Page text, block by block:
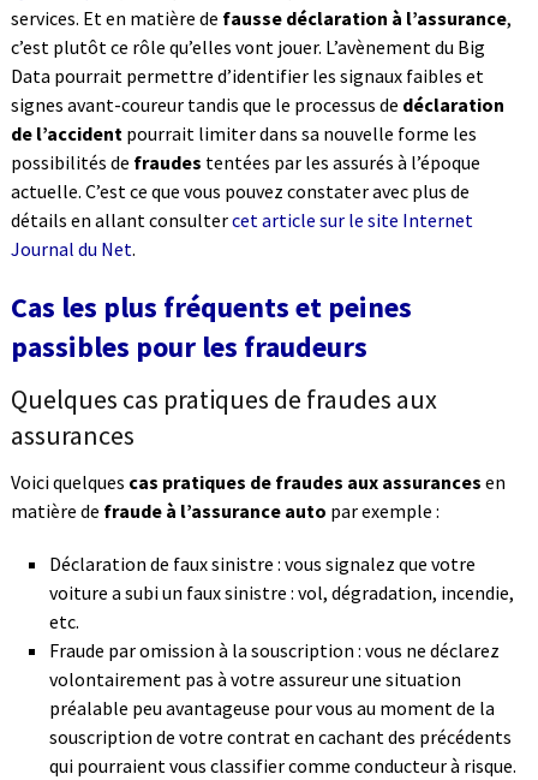
services. Et en matière de fausse déclaration à l’assurance,
c’est plutôt ce rôle qu’elles vont jouer. L’avènement du Big
Data pourrait permettre d’identifier les signaux faibles et
signes avant-coureur tandis que le processus de déclaration
de l’accidentpourrait limiter dans sa nouvelle forme les
possibilités de fraudes tentées par les assurés à l’époque
actuelle. C’est ce que vous pouvez constater avec plus de
détails en allant consultercet article sur le site Internet
Journal du Net.
Cas les plus fréquents et peines
passibles pour les fraudeurs
Quelques cas pratiques de fraudes aux
assurances
Voici quelques cas pratiques de fraudes aux assurances en
matière de fraude à l’assurance auto par exemple :
Déclaration de faux sinistre : vous signalez que votre
voiture a subi un faux sinistre : vol, dégradation, incendie,
etc.
Fraude par omission à la souscription : vous ne déclarez
volontairement pas à votre assureur une situation
préalable peu avantageuse pour vous au moment de la
souscription de votre contrat en cachant des précédents
qui pourraient vous classifier comme conducteur à risque.